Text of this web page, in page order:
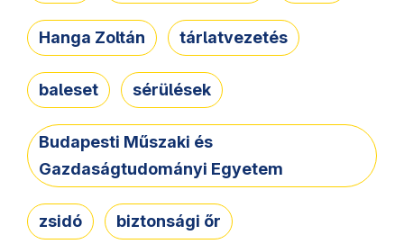
Hanga Zoltán tárlatvezetés
baleset sérülések
Budapesti Műszaki és
Gazdaságtudományi Egyetem
zsidó biztonsági őr